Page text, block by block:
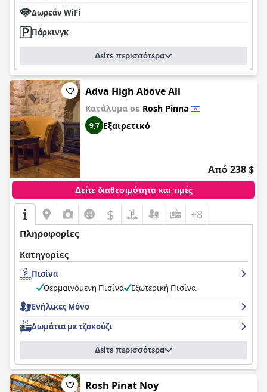
Δωρεάν WiFi
Πάρκινγκ
Δείτε περισσότερα
Adva High Above All
Κατάλυμα σε Rosh Pinna
9,7 Εξαιρετικό
Από 238 $
Δείτε διαθεσιμότητα και τιμές
$ +8
Πληροφορίες
Κατηγορίες
Πισίνα
Θερμαινόμενη Πισίνα
Εξωτερική Πισίνα
Ενήλικες Μόνο
Δωμάτια με τζακούζι
Δείτε περισσότερα
Rosh Pinat Noy